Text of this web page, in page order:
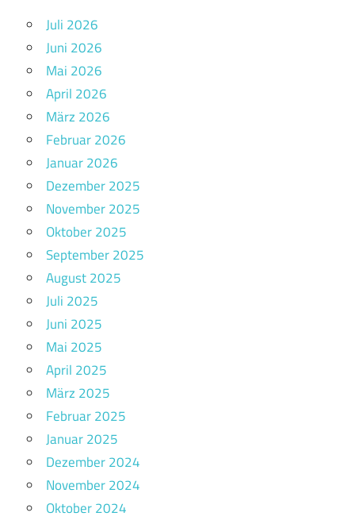
Juli 2026
Juni 2026
Mai 2026
April 2026
März 2026
Februar 2026
Januar 2026
Dezember 2025
November 2025
Oktober 2025
September 2025
August 2025
Juli 2025
Juni 2025
Mai 2025
April 2025
März 2025
Februar 2025
Januar 2025
Dezember 2024
November 2024
Oktober 2024